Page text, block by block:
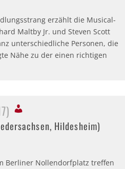
erzählt die Musical-
Maltby Jr. und Steven Scott
unterschiedliche Personen, die
Nähe zu der einen richtigen
Hildesheim)
Berliner Nollendorfplatz treffen